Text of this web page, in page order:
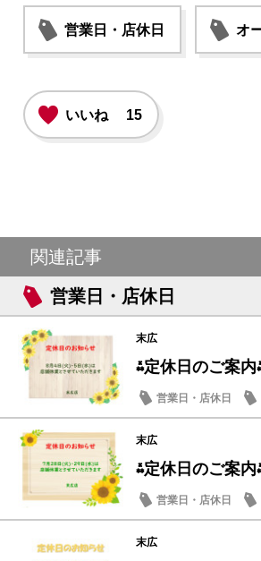
営業日・店休日 オ
いいね 15
関連記事
営業日・店休日
末広
⁂定休日のご案内
営業日・店休日
末広
⁂定休日のご案内
営業日・店休日
末広